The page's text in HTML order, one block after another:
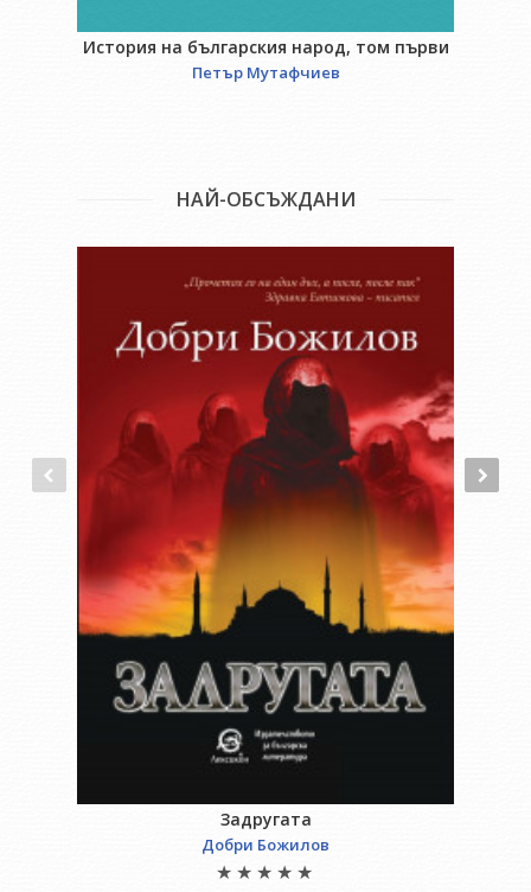
История на българския народ, том първи
Петър Мутафчиев
НАЙ-ОБСЪЖДАНИ
Задругата
Добри Божилов